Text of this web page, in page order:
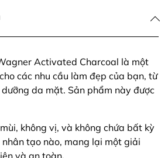
Activated Charcoal là một
các nhu cầu làm đẹp của bạn, từ
da mặt. Sản phẩm này được
không vị, và không chứa bất kỳ
tạo nào, mang lại một giải
và an toàn.